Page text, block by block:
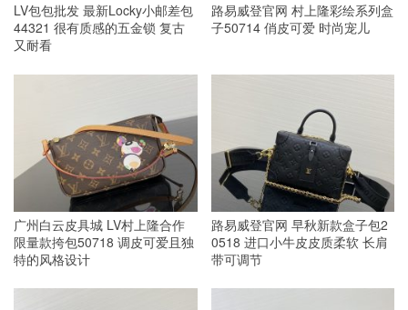
LV包包批发 最新Locky小邮差包
44321 很有质感的五金锁 复古
又耐看
路易威登官网 村上隆彩绘系列盒
子50714 俏皮可爱 时尚宠儿
广州白云皮具城 LV村上隆合作
限量款挎包50718 调皮可爱且独
特的风格设计
路易威登官网 早秋新款盒子包2
0518 进口小牛皮皮质柔软 长肩
带可调节